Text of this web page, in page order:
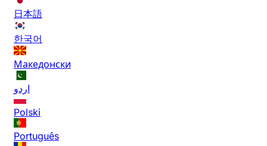
日本語
한국어
Македонски
اردو
Polski
Português